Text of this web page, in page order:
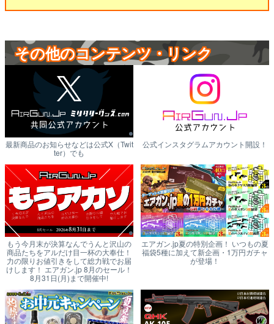
その他のコンテンツ・リンク
最新商品のお知らせなどは公式X（Twit
ter）でも
公式インスタグラムアカウント開設！
もう今月末が決算なんでうんと沢山の
商品たちをアルだけ目一杯の大奉仕！
力の限りお値引きをして総力戦でお届
けします！ エアガン.jp 8月のセール！
8月31日(月)まで開催中!
エアガン.jp夏の特別企画！ いつもの夏
福袋5種に加えて新企画・1万円ガチャ
が登場！